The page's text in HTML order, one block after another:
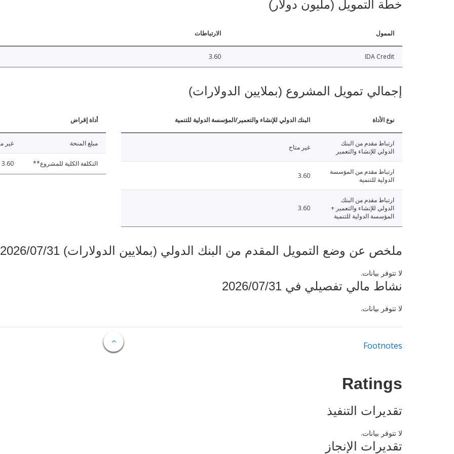
خطة التمويل (مليون دولار)
الممول الارتباطات
IDA Credit
3.60
إجمالي تمويل المشروع (بملايين الدولارات)
نوع الأداة البنك الدولي للإنشاء والتعمير/المؤسسة الدولية للتنمية
ارتباط مقدم من البنك
الدولي للإنشاء والتعمير
غير متاح
ارتباط مقدم من المؤسسة
الدولية للتنمية
3.60
ارتباط مقدم من البنك
الدولي للإنشاء والتعمير +
المؤسسة الدولية للتنمية
3.60
أداة إقراض
مبلغ المنحة غير
التكلفة الكلية للمشروع** 3.60
ملخص عن وضع التمويل المقدم من البنك الدولي (بملايين الدولارات) 2026/07/31
لا تتوفر بيانات.
نشاط مالي تفصيلي في 2026/07/31
لا تتوفر بيانات.
Footnotes
Ratings
تقديرات التنفيذ
لا تتوفر بيانات.
تقديرات الإنجاز